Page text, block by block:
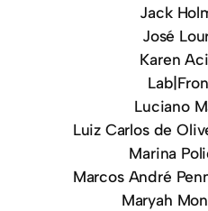
Jack
José
Karen
Luciano
Luiz Carlos de
Marina
Marcos André
Maryah